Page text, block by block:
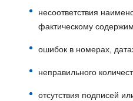
несоответствия
фактическому
ошибок в номерах,
неправильного
отсутствия подписей